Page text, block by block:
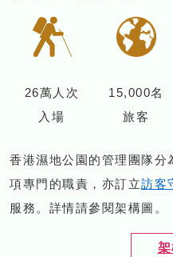
26萬人次
入場
15,000名
旅客
香港濕地公園的管理團隊分
項專門的職責，亦訂立訪客
服務。詳情請參閱架構圖。